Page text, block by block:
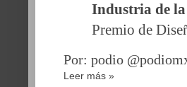
Industria de
Premio de
Por: podio
Leer más »